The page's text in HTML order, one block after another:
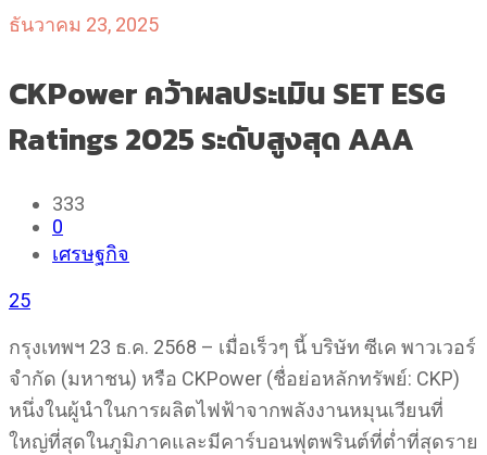
ธันวาคม 23, 2025
CKPower คว้าผลประเมิน SET ESG
Ratings 2025 ระดับสูงสุด AAA
333
0
เศรษฐกิจ
25
กรุงเทพฯ 23 ธ.ค. 2568 – เมื่อเร็วๆ นี้ บริษัท ซีเค พาวเวอร์
จำกัด (มหาชน) หรือ CKPower (ชื่อย่อหลักทรัพย์: CKP)
หนึ่งในผู้นำในการผลิตไฟฟ้าจากพลังงานหมุนเวียนที่
ใหญ่ที่สุดในภูมิภาคและมีคาร์บอนฟุตพรินต์ที่ต่ำที่สุดราย